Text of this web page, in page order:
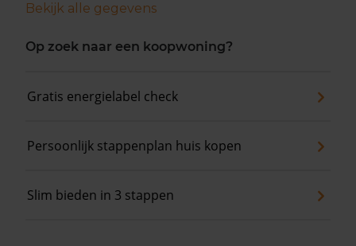
Bekijk alle gegevens
Op zoek naar een koopwoning?
Gratis energielabel check
Persoonlijk stappenplan huis kopen
Slim bieden in 3 stappen